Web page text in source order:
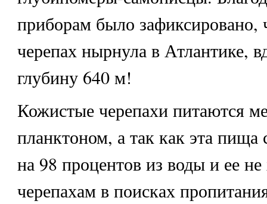
приборам было зафиксировано,
черепах нырнула в Атлантике,
глубину 640 м!
Кожистые черепахи питаются
планктоном, а так как эта пища
на 98 процентов из воды и ее не
черепахам в поисках